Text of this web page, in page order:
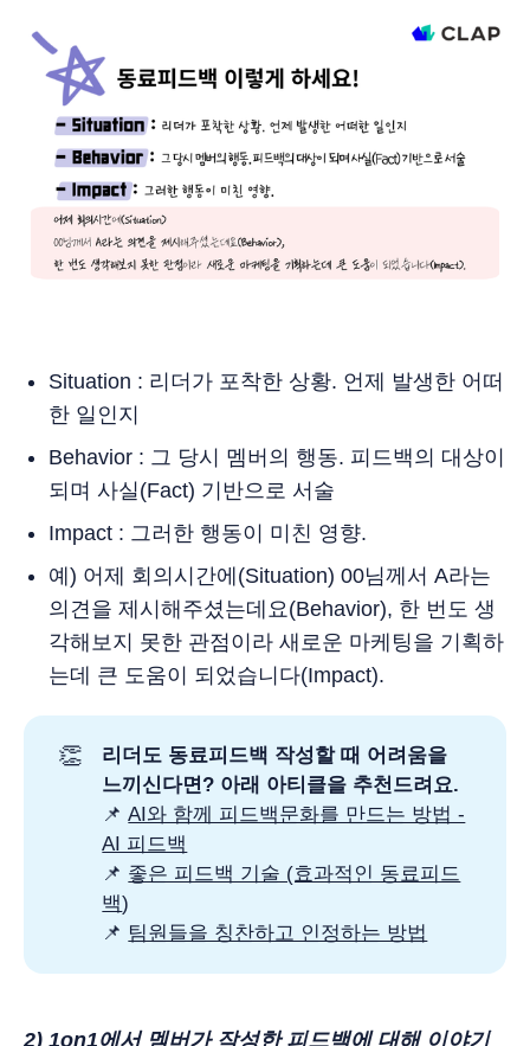
Situation : 리더가 포착한 상황. 언제 발생한 어떠
한 일인지
Behavior : 그 당시 멤버의 행동. 피드백의 대상이
되며 사실(Fact) 기반으로 서술
Impact : 그러한 행동이 미친 영향.
예) 어제 회의시간에(Situation) 00님께서 A라는
의견을 제시해주셨는데요(Behavior), 한 번도 생
각해보지 못한 관점이라 새로운 마케팅을 기획하
는데 큰 도움이 되었습니다(Impact).
👏
리더도 동료피드백 작성할 때 어려움을
느끼신다면? 아래 아티클을 추천드려요.
📌AI와 함께 피드백문화를 만드는 방법 -
AI 피드백
📌 좋은 피드백 기술 (효과적인 동료피드
백)
📌 팀원들을 칭찬하고 인정하는 방법
2) 1on1에서 멤버가 작성한 피드백에 대해 이야기